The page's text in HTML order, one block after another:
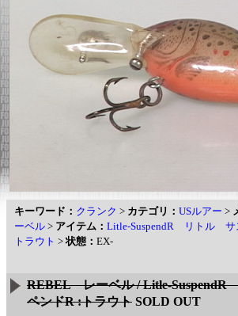
キーワード： クランク > カテゴリ： USルアー >
ーベル > アイテム： Litle-SuspendR リトル サ
トラウト >状態： EX-
REBEL レーベル / Litle-
ペンドR :トラウト SOLD OUT